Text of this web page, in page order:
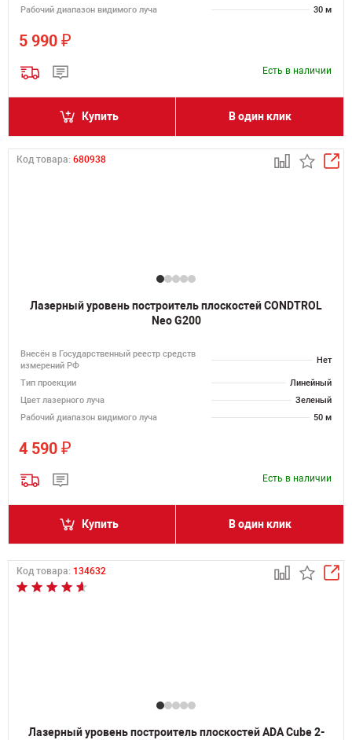
Рабочий диапазон видимого луча
30 м
5 990 ₽
Есть в наличии
Купить В один клик
Код товара: 680938
Лазерный уровень построитель плоскостей CONDTROL
Neo G200
Внесён в Государственный реестр средств
измерений РФ
Нет
Тип проекции
Линейный
Цвет лазерного луча
Зеленый
Рабочий диапазон видимого луча
50 м
4 590 ₽
Есть в наличии
Купить В один клик
Код товара: 134632
Лазерный уровень построитель плоскостей ADA Cube 2-